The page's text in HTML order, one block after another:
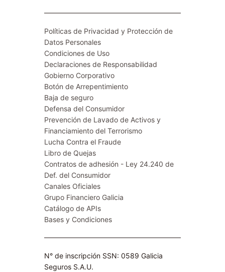
Políticas de Privacidad y Protección de
Datos Personales
Condiciones de Uso
Declaraciones de Responsabilidad
Gobierno Corporativo
Botón de Arrepentimiento
Baja de seguro
Defensa del Consumidor
Prevención de Lavado de Activos y
Financiamiento del Terrorismo
Lucha Contra el Fraude
Libro de Quejas
Contratos de adhesión - Ley 24.240 de
Def. del Consumidor
Canales Oficiales
Grupo Financiero Galicia
Catálogo de APIs
Bases y Condiciones
N° de inscripción SSN: 0589 Galicia
Seguros S.A.U.